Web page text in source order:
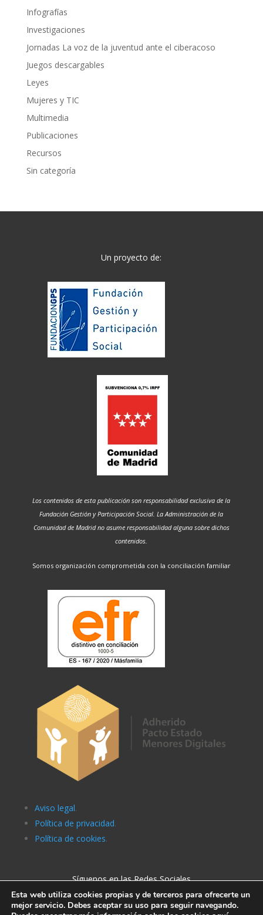
Infografías
Investigaciones
Jornadas La voz de la juventud ante el ciberacoso
Juegos descargables
Leyes
Mujeres y TIC
Multimedia
Publicaciones
Recursos
Sin categoría
Un proyecto de:
Los contenidos de esta publicación son responsabilidad exclusiva de la
Fundación Gestión y Participación Social. La Administración de la
Comunidad de Madrid no asume responsabilidad alguna sobre dichos
contenidos.
Somos organización comprometida con la conciliación familiar
Aviso legal.
Política de privacidad.
Política de cookies.
Síguenos en las Redes Sociales
Esta web utiliza cookies propias y de terceros para ofrecerte un
mejor servicio. Debes aceptar su uso para seguir navegando.